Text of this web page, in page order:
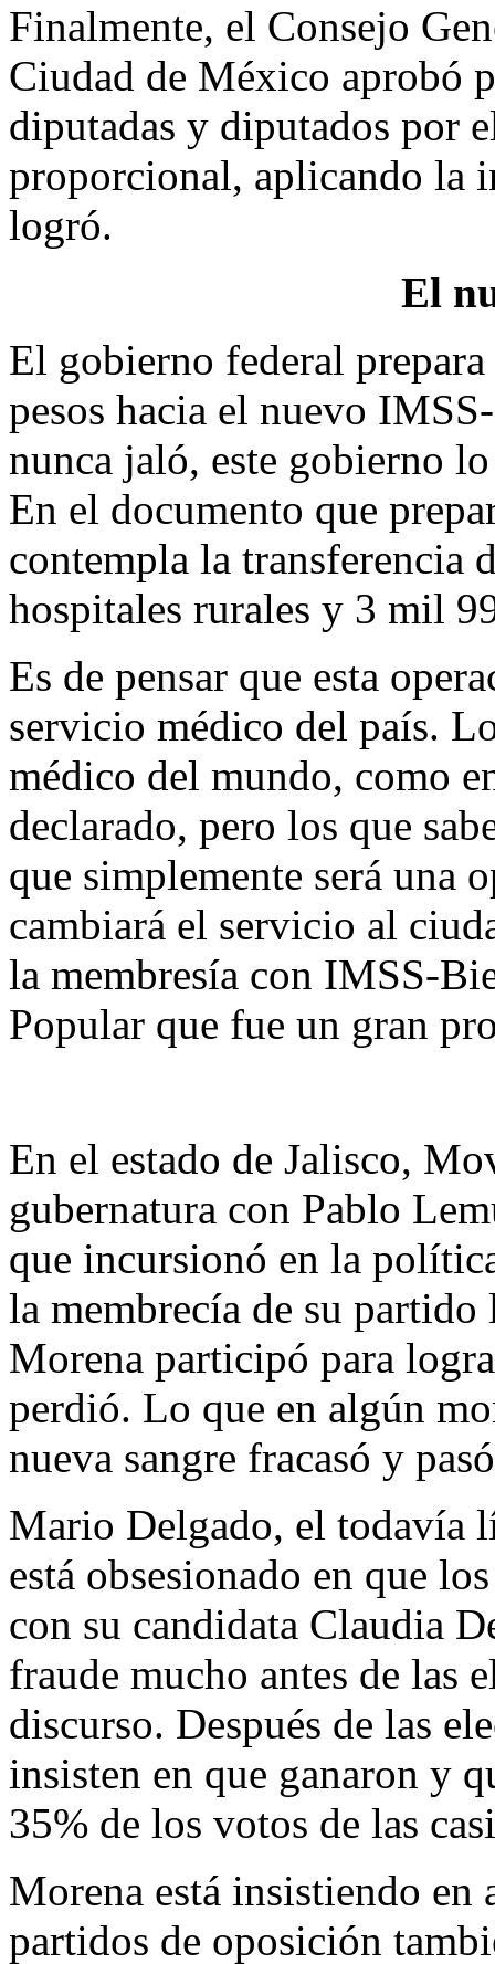
Finalmente, el Consejo
Ciudad de México aprobó
diputadas y diputados por
proporcional, aplicando la
logró.
El
El gobierno federal
pesos hacia el nuevo
nunca jaló, este gobierno
En el documento que
contempla la transferencia
hospitales rurales y 3 mil
Es de pensar que esta
servicio médico del país.
médico del mundo, como
declarado, pero los que
que simplemente será una
cambiará el servicio al
la membresía con IMSS-
Popular que fue un gran
En el estado de Jalisco,
gubernatura con Pablo
que incursionó en la
la membrecía de su
Morena participó para
perdió. Lo que en algún
nueva sangre fracasó y
Mario Delgado, el todavía
está obsesionado en que
con su candidata Claudia
fraude mucho antes de las
discurso. Después de las
insisten en que ganaron y
35% de los votos de las
Morena está insistiendo en
partidos de oposición